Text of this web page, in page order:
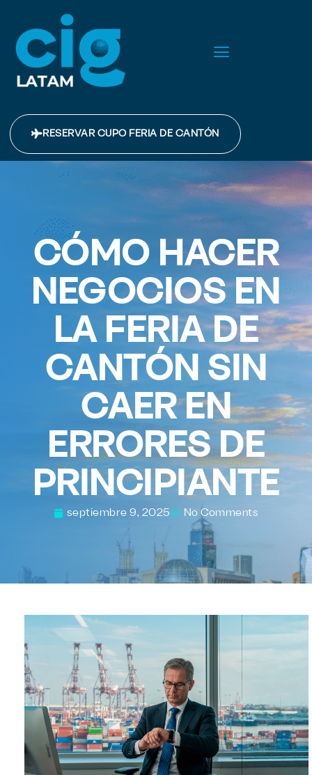
RESERVAR CUPO FERIA DE CANTÓN
CÓMO HACER
NEGOCIOS EN
LA FERIA DE
CANTÓN SIN
CAER EN
ERRORES DE
PRINCIPIANTE
septiembre 9, 2025 No Comments